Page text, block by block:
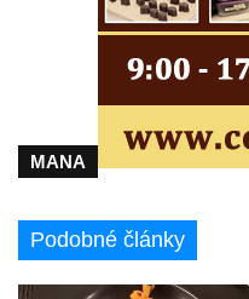
MANA
Podobné články